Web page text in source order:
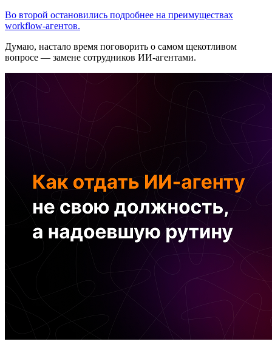
Во второй остановились подробнее на преимуществах
workflow-агентов.
Думаю, настало время поговорить о самом щекотливом
вопросе — замене сотрудников ИИ-агентами.